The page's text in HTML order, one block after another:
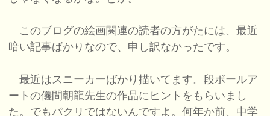
このブログの絵画関連の読者の方がたには、最近
暗い記事ばかりなので、申し訳なかったです。
最近はスニーカーばかり描いてます。段ボールア
ートの儀間朝龍先生の作品にヒントをもらいまし
た。でもパクリではないんですよ。何年か前、中学